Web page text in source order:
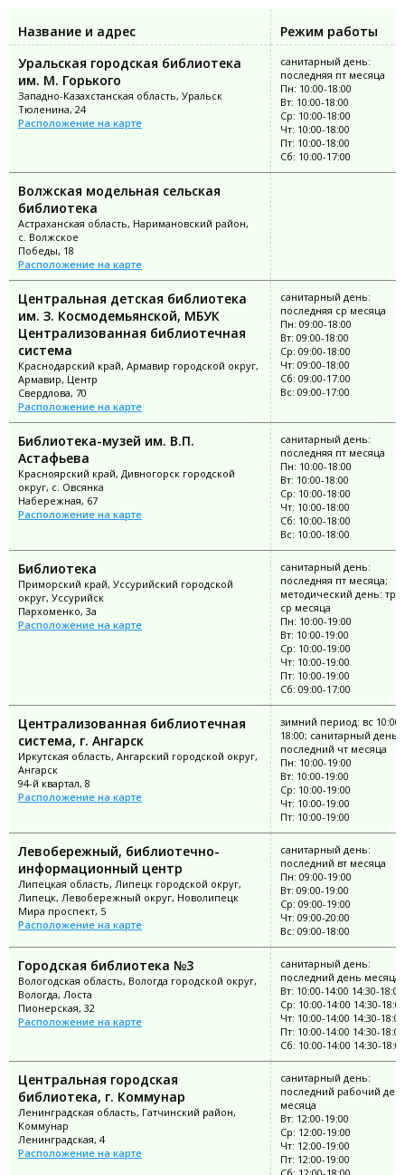
Название и адрес
Режим работы
Уральская городская библиотека
им. М. Горького
Западно-Казахстанская область, Уральск
Тюленина, 24
Расположение на карте
санитарный день:
последняя пт месяца
Пн: 10:00-18:00
Вт: 10:00-18:00
Ср: 10:00-18:00
Чт: 10:00-18:00
Пт: 10:00-18:00
Сб: 10:00-17:00
Волжская модельная сельская
библиотека
Астраханская область, Наримановский район,
с. Волжское
Победы, 18
Расположение на карте
Центральная детская библиотека
им. З. Космодемьянской, МБУК
Централизованная библиотечная
система
Краснодарский край, Армавир городской округ,
Армавир, Центр
Свердлова, 70
Расположение на карте
санитарный день:
последняя ср месяца
Пн: 09:00-18:00
Вт: 09:00-18:00
Ср: 09:00-18:00
Чт: 09:00-18:00
Сб: 09:00-17:00
Вс: 09:00-17:00
Библиотека-музей им. В.П.
Астафьева
Красноярский край, Дивногорск городской
округ, с. Овсянка
Набережная, 67
Расположение на карте
санитарный день:
последняя пт месяца
Пн: 10:00-18:00
Вт: 10:00-18:00
Ср: 10:00-18:00
Чт: 10:00-18:00
Сб: 10:00-18:00
Вс: 10:00-18:00
Библиотека
Приморский край, Уссурийский городской
округ, Уссурийск
Пархоменко, 3а
Расположение на карте
санитарный день:
последняя пт месяца;
методический день:
ср месяца
Пн: 10:00-19:00
Вт: 10:00-19:00
Ср: 10:00-19:00
Чт: 10:00-19:00
Пт: 10:00-19:00
Сб: 09:00-17:00
Централизованная библиотечная
система, г. Ангарск
Иркутская область, Ангарский городской округ,
Ангарск
94-й квартал, 8
Расположение на карте
зимний период: вс 10:00-
18:00; санитарный день
последний чт месяца
Пн: 10:00-19:00
Вт: 10:00-19:00
Ср: 10:00-19:00
Чт: 10:00-19:00
Пт: 10:00-19:00
Левобережный, библиотечно-
информационный центр
Липецкая область, Липецк городской округ,
Липецк, Левобережный округ, Новолипецк
Мира проспект, 5
Расположение на карте
санитарный день:
последний вт месяца
Пн: 09:00-19:00
Вт: 09:00-19:00
Ср: 09:00-19:00
Чт: 09:00-20:00
Вс: 09:00-18:00
Городская библиотека №3
Вологодская область, Вологда городской округ,
Вологда, Лоста
Пионерская, 32
Расположение на карте
санитарный день:
последний день месяца
Вт: 10:00-14:00 14:30-18:00
Ср: 10:00-14:00 14:30-18:00
Чт: 10:00-14:00 14:30-18:00
Пт: 10:00-14:00 14:30-18:00
Сб: 10:00-14:00 14:30-18:00
Центральная городская
библиотека, г. Коммунар
Ленинградская область, Гатчинский район,
Коммунар
Ленинградская, 4
Расположение на карте
санитарный день:
последний рабочий
месяца
Вт: 12:00-19:00
Ср: 12:00-19:00
Чт: 12:00-19:00
Пт: 12:00-19:00